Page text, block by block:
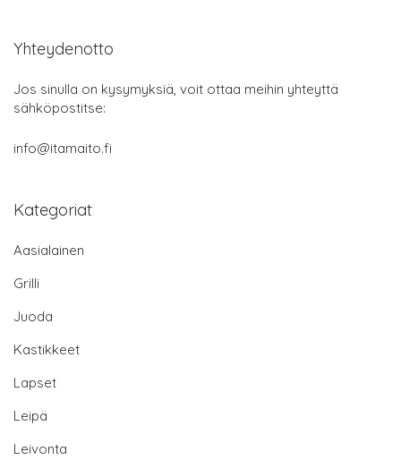
Yhteydenotto
Jos sinulla on kysymyksiä, voit ottaa meihin yhteyttä
sähköpostitse:
info@itamaito.fi
Kategoriat
Aasialainen
Grilli
Juoda
Kastikkeet
Lapset
Leipä
Leivonta